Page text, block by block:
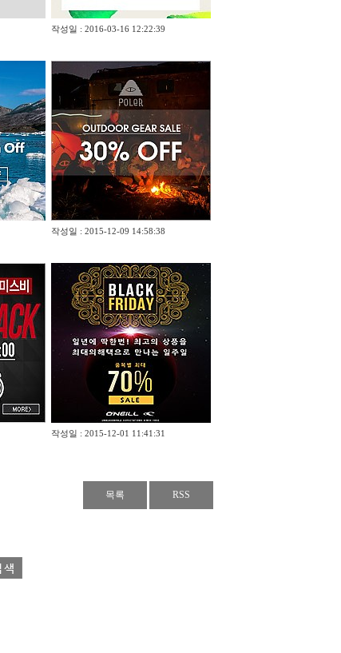
작성일 : 2016-03-16 12:22:39
작성일 : 2015-12-09 14:58:38
작성일 : 2015-12-01 11:41:31
목록 RSS